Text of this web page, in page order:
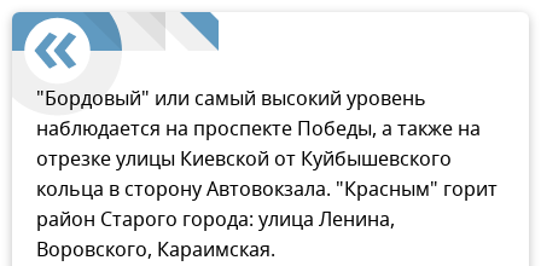
"Бордовый" или самый высокий уровень
наблюдается на проспекте Победы, а также на
отрезке улицы Киевской от Куйбышевского
кольца в сторону Автовокзала. "Красным" горит
район Старого города: улица Ленина,
Воровского, Караимская.